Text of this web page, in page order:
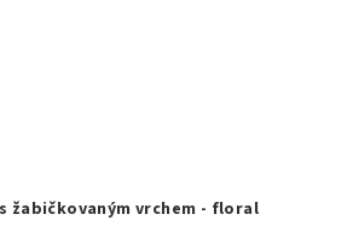
žabičkovaným vrchem - floral